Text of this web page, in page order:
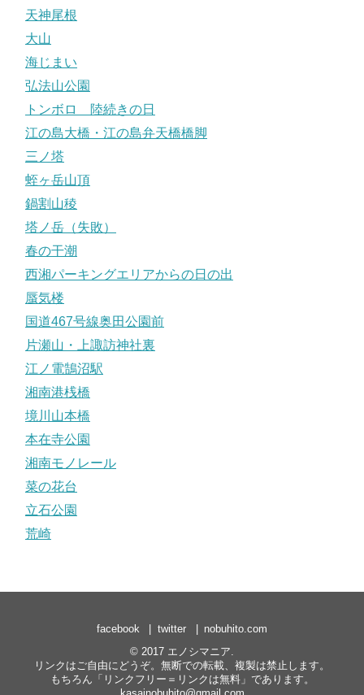
天神尾根
大山
海じまい
弘法山公園
トンボロ 陸続きの日
江の島大橋・江の島弁天橋橋脚
三ノ塔
蛭ヶ岳山頂
鍋割山稜
塔ノ岳（失敗）
春の干潮
西湘パーキングエリアからの日の出
蜃気楼
国道467号線奥田公園前
片瀬山・上諏訪神社裏
江ノ電鵠沼駅
湘南港桟橋
境川山本橋
本在寺公園
湘南モノレール
菜の花台
立石公園
荒崎
facebook twitter
nobuhito.com
© 2017 エノシマニア
リンクはご自由にどうぞ。無断での転載、複製は禁止します。
もちろん「リンクフリー＝リンクは無料」であります。